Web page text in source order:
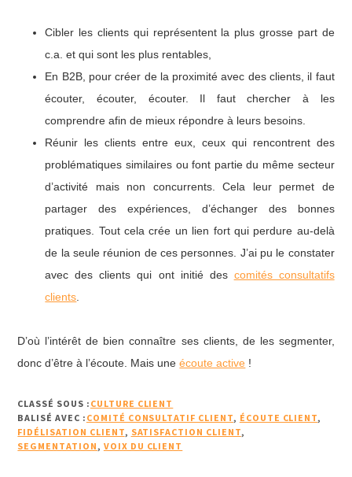
Cibler les clients qui représentent la plus grosse part de
c.a. et qui sont les plus rentables,
En B2B, pour créer de la proximité avec des clients, il faut
écouter, écouter, écouter. Il faut chercher à les
comprendre afin de mieux répondre à leurs besoins.
Réunir les clients entre eux, ceux qui rencontrent des
problématiques similaires ou font partie du même secteur
d’activité mais non concurrents. Cela leur permet de
partager des expériences, d’échanger des bonnes
pratiques. Tout cela crée un lien fort qui perdure au-delà
de la seule réunion de ces personnes. J’ai pu le constater
avec des clients qui ont initié des comités consultatifs
clients
D’où l’intérêt de bien connaître ses clients, de les segmenter,
donc d’être à l’écoute. Mais uneécoute active !
CLASSÉ SOUS : CULTURE CLIENT
BALISÉ AVEC : COMITÉ CONSULTATIF CLIENT, ÉCOUTE CLIENT,
FIDÉLISATION CLIENT, SATISFACTION CLIENT,
SEGMENTATION , VOIX DU CLIENT